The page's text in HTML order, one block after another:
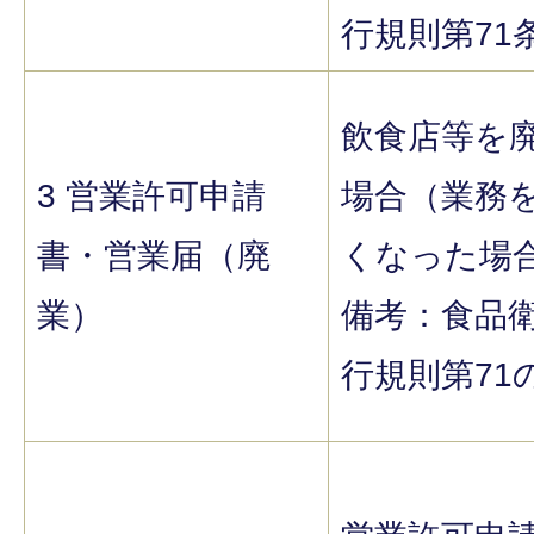
行規則第71
3 営業許可申請
書・営業届（廃
業）
飲食店等を
場合（業務
くなった場
備考：食品
行規則第71